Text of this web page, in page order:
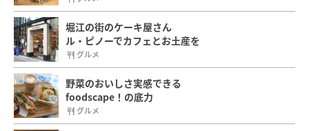
堀江の街のケーキ屋さん
ル・ピノーでカフェとお土産を
グルメ
野菜のおいしさ実感できる
foodscape！の底力
グルメ